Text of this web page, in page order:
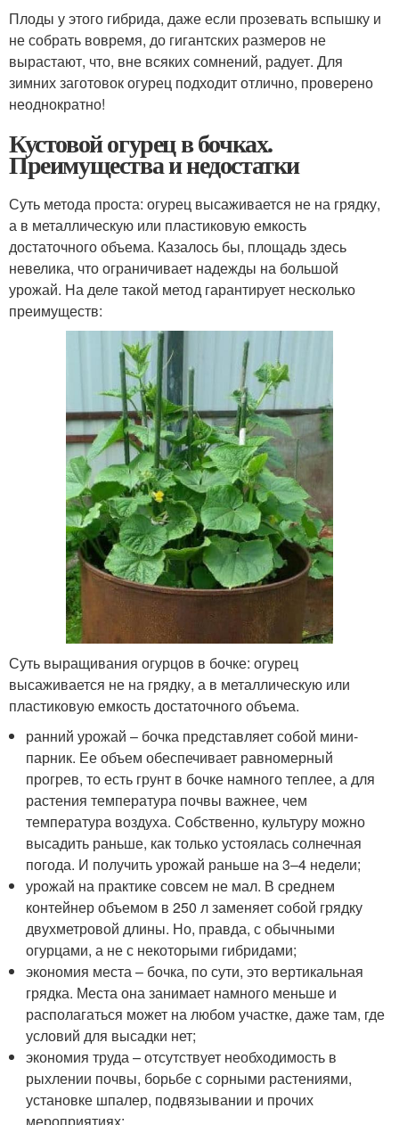
Плоды у этого гибрида, даже если прозевать вспышку и
не собрать вовремя, до гигантских размеров не
вырастают, что, вне всяких сомнений, радует. Для
зимних заготовок огурец подходит отлично, проверено
неоднократно!
Кустовой огурец в бочках.
Преимущества и недостатки
Суть метода проста: огурец высаживается не на грядку,
а в металлическую или пластиковую емкость
достаточного объема. Казалось бы, площадь здесь
невелика, что ограничивает надежды на большой
урожай. На деле такой метод гарантирует несколько
преимуществ:
Суть выращивания огурцов в бочке: огурец
высаживается не на грядку, а в металлическую или
пластиковую емкость достаточного объема.
ранний урожай – бочка представляет собой мини-
парник. Ее объем обеспечивает равномерный
прогрев, то есть грунт в бочке намного теплее, а для
растения температура почвы важнее, чем
температура воздуха. Собственно, культуру можно
высадить раньше, как только устоялась солнечная
погода. И получить урожай раньше на 3–4 недели;
урожай на практике совсем не мал. В среднем
контейнер объемом в 250 л заменяет собой грядку
двухметровой длины. Но, правда, с обычными
огурцами, а не с некоторыми гибридами;
экономия места – бочка, по сути, это вертикальная
грядка. Места она занимает намного меньше и
располагаться может на любом участке, даже там, где
условий для высадки нет;
экономия труда – отсутствует необходимость в
рыхлении почвы, борьбе с сорными растениями,
установке шпалер, подвязывании и прочих
мероприятиях;